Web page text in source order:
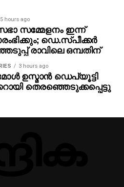
5 hours ago
സമ്മേളനം ഇന്ന്
ഡെ.സ്പീക്കര്‍
രാവിലെ ഒമ്പതിന്
3 hours ago
ഉസ്മാന്‍ ഡെപ്യൂട്ടി
തെരഞ്ഞെടുക്കപ്പെട്ടു